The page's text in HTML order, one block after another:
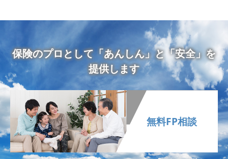
保険のプロとして「あんしん」と「安全」を
提供します
無料FP相談